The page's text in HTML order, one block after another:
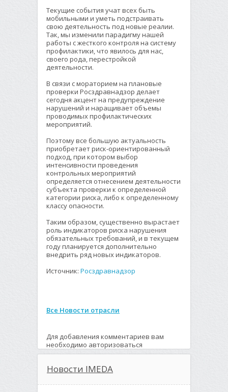
Текущие события учат всех быть
мобильными и уметь подстраивать
свою деятельность под новые реалии.
Так, мы изменили парадигму нашей
работы с жесткого контроля на систему
профилактики, что явилось для нас,
своего рода, перестройкой
деятельности.
В связи с мораторием на плановые
проверки Росздравнадзор делает
сегодня акцент на предупреждение
нарушений и наращивает объемы
проводимых профилактических
мероприятий.
Поэтому все большую актуальность
приобретает риск-ориентированный
подход, при котором выбор
интенсивности проведения
контрольных мероприятий
определяется отнесением деятельности
субъекта проверки к определенной
категории риска, либо к определенному
классу опасности.
Таким образом, существенно вырастает
роль индикаторов риска нарушения
обязательных требований, и в текущем
году планируется дополнительно
внедрить ряд новых индикаторов.
Источник: Росздравнадзор
Все Новости отрасли
Для добавления комментариев вам
необходимо авторизоваться
Новости IMEDA